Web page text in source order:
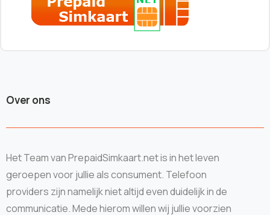
Over ons
Het Team van PrepaidSimkaart.net is in het leven
geroepen voor jullie als consument. Telefoon
providers zijn namelijk niet altijd even duidelijk in de
communicatie. Mede hierom willen wij jullie voorzien